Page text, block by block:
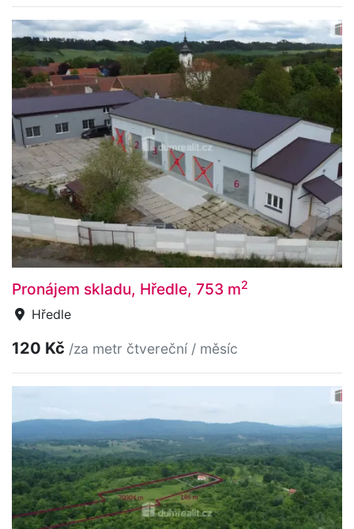
Pronájem skladu, Hředle, 753 m2
Hředle
120 Kč /za metr čtvereční / měsíc